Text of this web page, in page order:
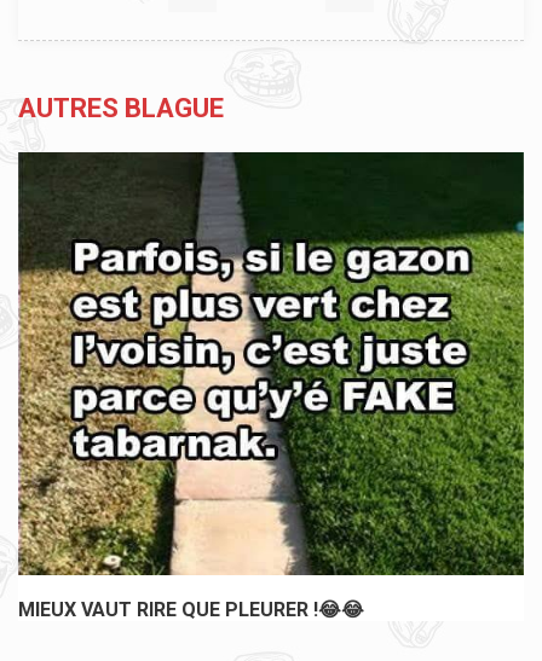
AUTRES BLAGUE
MIEUX VAUT RIRE QUE PLEURER !😂😂